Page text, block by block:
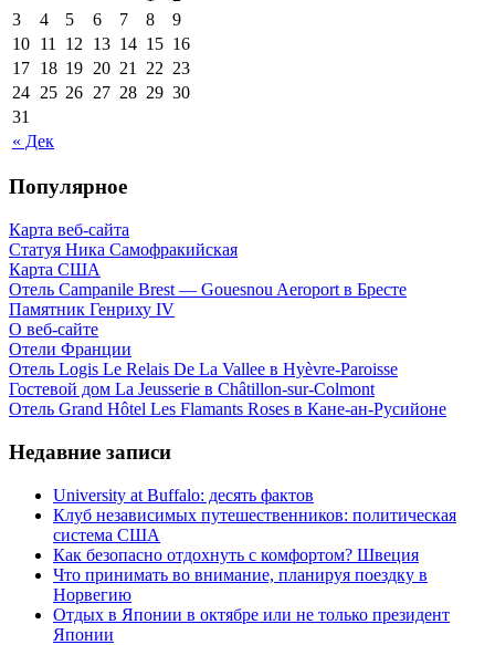
« Дек
3
4 5 6 7 8
9
10 11 12 13 14 15 16
17 18 19 20 21 22 23
24 25 26 27 28 29 30
31
Популярное
Карта веб-сайта
Статуя Ника Самофракийская
Карта США
Отель Campanile Brest — Gouesnou Aeroport в Бресте
Памятник Генриху IV
О веб-сайте
Отели Франции
Отель Logis Le Relais De La Vallee в Hyèvre-Paroisse
Гостевой дом La Jeusserie в Châtillon-sur-Colmont
Отель Grand Hôtel Les Flamants Roses в Кане-ан-Русийоне
Недавние записи
University at Buffalo: десять фактов
Клуб независимых путешественников: политическая
система США
Как безопасно отдохнуть с комфортом? Швеция
Что принимать во внимание, планируя поездку в
Норвегию
Отдых в Японии в октябре или не только президент
Японии